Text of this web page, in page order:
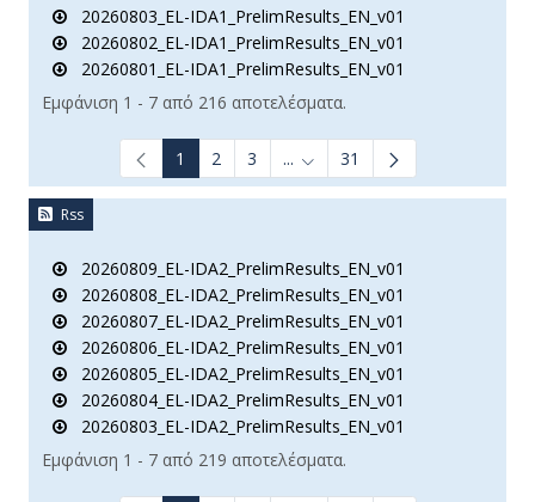
20260803_EL-IDA1_PrelimResults_EN_v01
20260802_EL-IDA1_PrelimResults_EN_v01
20260801_EL-IDA1_PrelimResults_EN_v01
Εμφάνιση 1 - 7 από 216 αποτελέσματα.
1 2 3 ... Ενδιάμεσες σελίδες Use
31
Rss
20260809_EL-IDA2_PrelimResults_EN_v01
20260808_EL-IDA2_PrelimResults_EN_v01
20260807_EL-IDA2_PrelimResults_EN_v01
20260806_EL-IDA2_PrelimResults_EN_v01
20260805_EL-IDA2_PrelimResults_EN_v01
20260804_EL-IDA2_PrelimResults_EN_v01
20260803_EL-IDA2_PrelimResults_EN_v01
Εμφάνιση 1 - 7 από 219 αποτελέσματα.